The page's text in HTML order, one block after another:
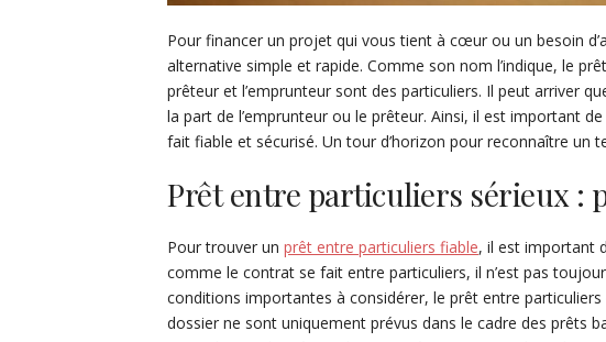
Pour financer un projet qui vous tient à cœur ou un besoin
alternative simple et rapide. Comme son nom l’indique, le
prêteur et l’emprunteur sont des particuliers. Il peut arriver
la part de l’emprunteur ou le prêteur. Ainsi, il est important
fait fiable et sécurisé. Un tour d’horizon pour reconnaître un
Prêt entre particuliers sérieux :
Pour trouver un prêt entre particuliers fiable, il est important
comme le contrat se fait entre particuliers, il n’est pas
conditions importantes à considérer, le prêt entre
dossier ne sont uniquement prévus dans le cadre des prêts